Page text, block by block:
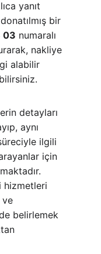
yanıt
bir
03 numaralı
nakliye
alabilir
detayları
aynı
ilgili
için
hizmetleri
ve
belirlemek